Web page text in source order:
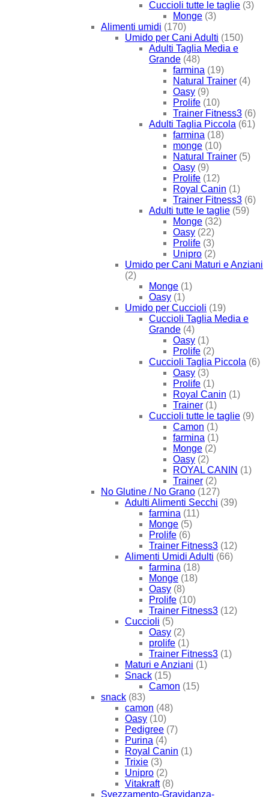
Cuccioli tutte le taglie (3)
Monge (3)
Alimenti umidi (170)
Umido per Cani Adulti (150)
Adulti Taglia Media e
Grande (48)
farmina (19)
Natural Trainer (4)
Oasy (9)
Prolife (10)
Trainer Fitness3 (6)
Adulti Taglia Piccola (61)
farmina (18)
monge (10)
Natural Trainer (5)
Oasy (9)
Prolife (12)
Royal Canin (1)
Trainer Fitness3 (6)
Adulti tutte le taglie (59)
Monge (32)
Oasy (22)
Prolife (3)
Unipro (2)
Umido per Cani Maturi e Anziani
(2)
Monge (1)
Oasy (1)
Umido per Cuccioli (19)
Cuccioli Taglia Media e
Grande (4)
Oasy (1)
Prolife (2)
Cuccioli Taglia Piccola (6)
Oasy (3)
Prolife (1)
Royal Canin (1)
Trainer (1)
Cuccioli tutte le taglie (9)
Camon (1)
farmina (1)
Monge (2)
Oasy (2)
ROYAL CANIN (1)
Trainer (2)
No Glutine / No Grano (127)
Adulti Alimenti Secchi (39)
farmina (11)
Monge (5)
Prolife (6)
Trainer Fitness3 (12)
Alimenti Umidi Adulti (66)
farmina (18)
Monge (18)
Oasy (8)
Prolife (10)
Trainer Fitness3 (12)
Cuccioli (5)
Oasy (2)
prolife (1)
Trainer Fitness3 (1)
Maturi e Anziani (1)
Snack (15)
Camon (15)
snack (83)
camon (48)
Oasy (10)
Pedigree (7)
Purina (4)
Royal Canin (1)
Trixie (3)
Unipro (2)
Vitakraft (8)
Svezzamento-Gravidanza-